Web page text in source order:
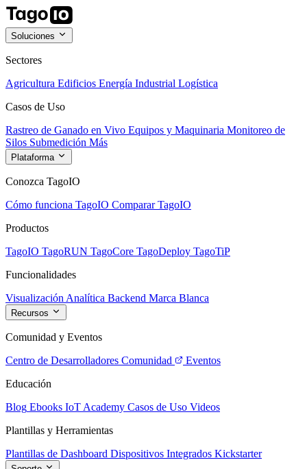
Soluciones
Sectores
Agricultura Edificios Energía Industrial Logística
Casos de Uso
Rastreo de Ganado en Vivo Equipos y Maquinaria Monitoreo de
Silos Submedición Más
Plataforma
Conozca TagoIO
Cómo funciona TagoIO Comparar TagoIO
Productos
TagoIO TagoRUN TagoCore TagoDeploy TagoTiP
Funcionalidades
Visualización Analítica Backend Marca Blanca
Recursos
Comunidad y Eventos
Centro de Desarrolladores Comunidad
Eventos
Educación
Blog Ebooks IoT Academy Casos de Uso Videos
Plantillas y Herramientas
Plantillas de Dashboard Dispositivos Integrados Kickstarter